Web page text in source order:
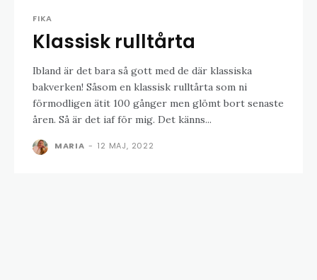
FIKA
Klassisk rulltårta
Ibland är det bara så gott med de där klassiska
bakverken! Såsom en klassisk rulltårta som ni
förmodligen ätit 100 gånger men glömt bort senaste
åren. Så är det iaf för mig. Det känns...
MARIA - 12 MAJ, 2022